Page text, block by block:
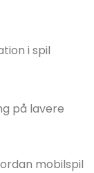
i spil
på lavere
mobilspil